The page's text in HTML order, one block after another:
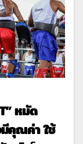
หมัด
คุณค่า ใช้